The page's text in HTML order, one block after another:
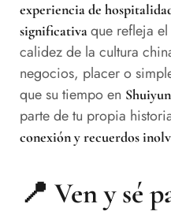
experiencia de
significativaque refleja
calidez de la cultura
negocios, placer o
que su tiempo en
parte de tu propia
conexión y recuerdos
📍 Ven y sé